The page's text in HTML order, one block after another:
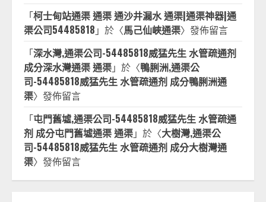
「柯士甸站通渠 通渠 通沙井漏水 通渠|通渠神器|通
渠公司54485818 」於〈馬己仙峽通渠〉發佈留言
「深水灣,通渠公司-54485818威猛先生 水管疏通剂
成分深水灣通渠 通渠」於〈鴨脷洲,通渠公
司-54485818威猛先生 水管疏通剂 成分鴨脷洲通
渠〉發佈留言
「屯門舊墟,通渠公司-54485818威猛先生 水管疏通
剂 成分屯門舊墟通渠 通渠」於〈大樹灣,通渠公
司-54485818威猛先生 水管疏通剂 成分大樹灣通
渠〉發佈留言